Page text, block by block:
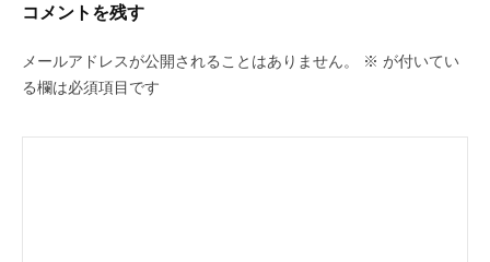
コメントを残す
メールアドレスが公開されることはありません。 ※ が付いてい
る欄は必須項目です